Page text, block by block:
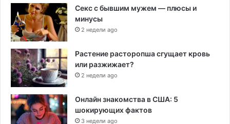
Секс с бывшим мужем — плюсы и
минусы
2 недели ago
Растение расторопша сгущает кровь
или разжижает?
2 недели ago
Онлайн знакомства в США: 5
шокирующих фактов
3 недели ago